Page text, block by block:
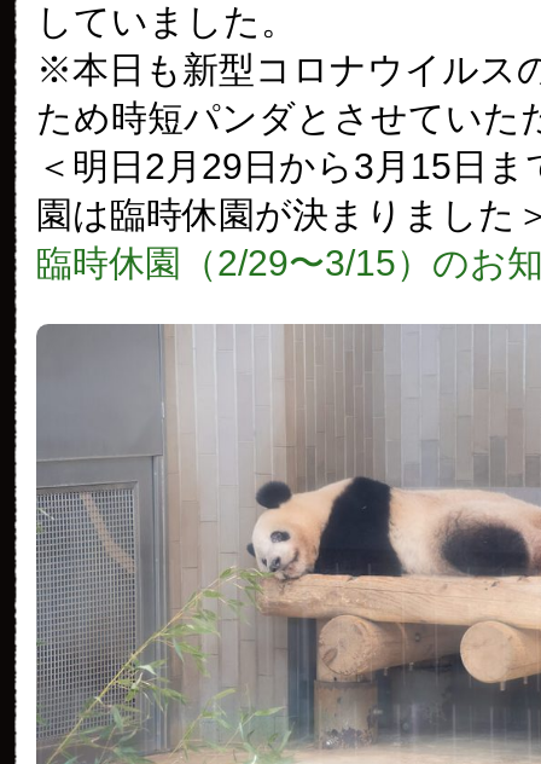
していました。
※本日も新型コロナウイルス
ため時短パンダとさせていた
＜明日2月29日から3月15日ま
園は臨時休園が決まりました
臨時休園（2/29〜3/15）のお